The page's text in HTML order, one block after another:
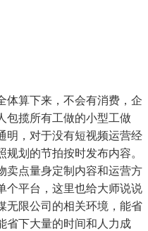
算下来，不会有消费，企
包揽所有工做的小型工做
明，对于没有短视频运营经
划的节拍按时发布内容。
卖点量身定制内容和运营方
个平台，这里也给大师说说
无限公司的相关环境，能省
省下大量的时间和人力成